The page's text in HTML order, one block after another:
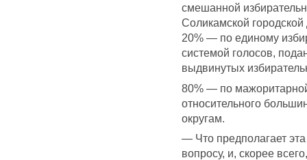
смешанной
Соликамской
20% — по единому
системой голосов,
выдвинутых
80% — по
относительного
округам.
— Что предполагает
вопросу, и, скорее